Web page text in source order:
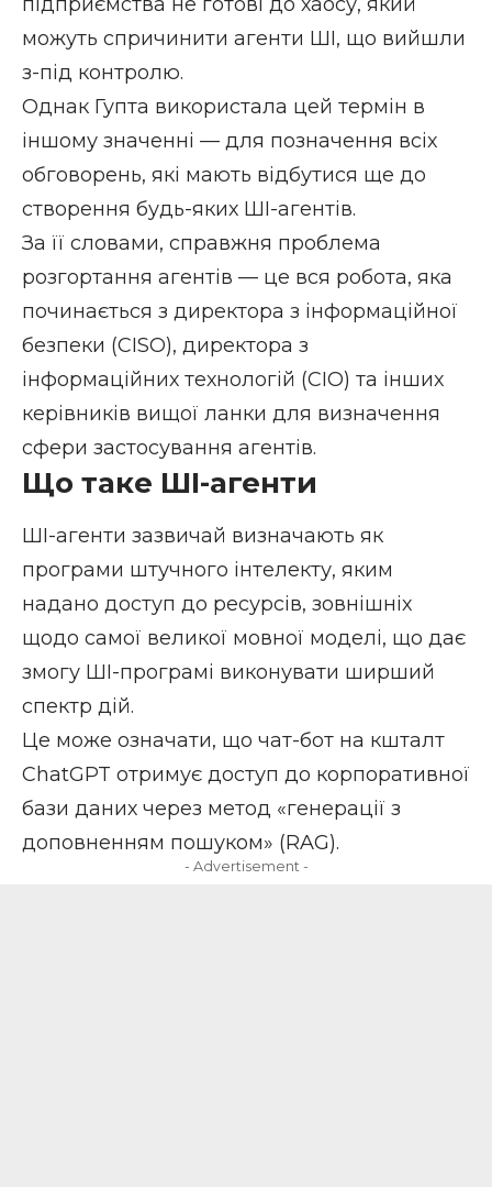
підприємства не готові до хаосу, який
можуть спричинити агенти ШІ, що вийшли
з-під контролю.
Однак Гупта використала цей термін в
іншому значенні — для позначення всіх
обговорень, які мають відбутися ще до
створення будь-яких ШІ-агентів.
За її словами, справжня проблема
розгортання агентів — це вся робота, яка
починається з директора з інформаційної
безпеки (CISO), директора з
інформаційних технологій (CIO) та інших
керівників вищої ланки для визначення
сфери застосування агентів.
Що таке ШІ-агенти
ШІ-агенти зазвичай визначають як
програми штучного інтелекту, яким
надано доступ до ресурсів, зовнішніх
щодо самої великої мовної моделі, що дає
змогу ШІ-програмі виконувати ширший
спектр дій.
Це може означати, що чат-бот на кшталт
ChatGPT отримує доступ до корпоративної
бази даних через метод «генерації з
доповненням пошуком» (RAG).
- Advertisement -